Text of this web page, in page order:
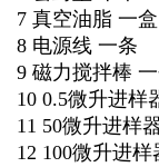
7 真空油脂 一盒
8 电源线 一条
9 磁力搅拌棒
10 0.5微升进样
11 50微升进样
12 100微升进样